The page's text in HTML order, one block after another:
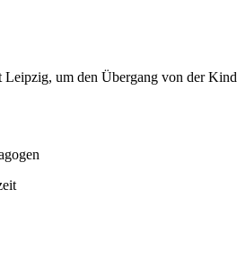
um den Übergang von der